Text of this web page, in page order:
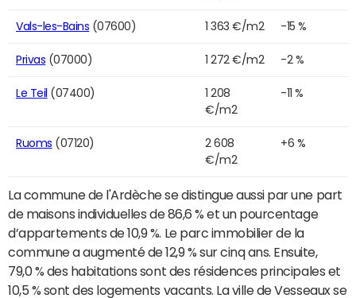
Vals-les-Bains (07600) 1 363 €/m2 -15 %
Privas (07000) 1 272 €/m2 -2 %
Le Teil (07400)
1 208
€/m2
-11 %
Ruoms (07120)
2 608
€/m2
+6 %
La commune de l'Ardèche se distingue aussi par une part
de maisons individuelles de 86,6 % et un pourcentage
d’appartements de 10,9 %. Le parc immobilier de la
commune a augmenté de 12,9 % sur cinq ans. Ensuite,
79,0 % des habitations sont des résidences principales et
10,5 % sont des logements vacants. La ville de Vesseaux se